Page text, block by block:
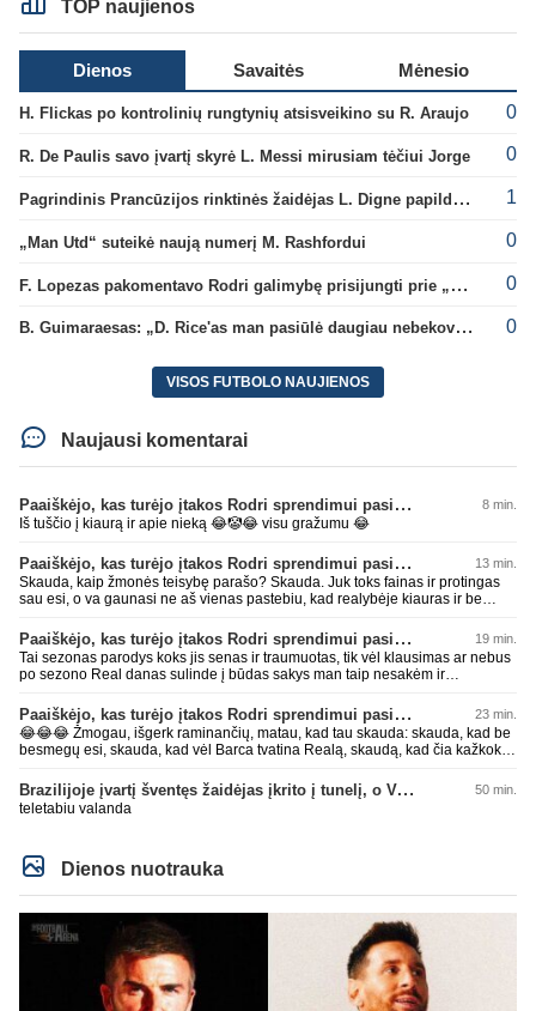
TOP naujienos
Dienos Savaitės Mėnesio
H. Flickas po kontrolinių rungtynių atsisveikino su R. Araujo 0
R. De Paulis savo įvartį skyrė L. Messi mirusiam tėčiui Jorge 0
Pagrindinis Prancūzijos rinktinės žaidėjas L. Digne papildė PSG gretas 1
„Man Utd“ suteikė naują numerį M. Rashfordui 0
F. Lopezas pakomentavo Rodri galimybę prisijungti prie „Barcelona“ ekipos 0
B. Guimaraesas: „D. Rice'as man pasiūlė daugiau nebekovoti tarpusavyje“ 0
VISOS FUTBOLO NAUJIENOS
Naujausi komentarai
Paaiškėjo, kas turėjo įtakos Rodri sprendimui pasirinkti Barselonos pusę 8 min.
Iš tuščio į kiaurą ir apie nieką 😂🤡😂 visu gražumu 😂
Paaiškėjo, kas turėjo įtakos Rodri sprendimui pasirinkti Barselonos pusę 13 min.
Skauda, kaip žmonės teisybę parašo? Skauda. Juk toks fainas ir protingas
sau esi, o va gaunasi ne aš vienas pastebiu, kad realybėje kiauras ir be
nei kas kitas 😂😂😂 Per mažai tos mėlynos ar žalios pievos apkakojai
kurioje kaip avinas lakstai... per mažai bičiuli... 💩💩💩
Paaiškėjo, kas turėjo įtakos Rodri sprendimui pasirinkti Barselonos pusę 19 min.
Tai sezonas parodys koks jis senas ir traumuotas, tik vėl klausimas ar nebus
po sezono Real danas sulinde į būdas sakys man taip nesakėm ir
degraduoja su tais išsivartymais. Gal todėl ir problema, kad tiek pats klubas,
tiek jo fanai begalviai ir užtat titulų badas jau 2 metai iš eilės, žiūrėsim ar ir
trečiam nebus taip. O kiti klubai savo darbus daro, o ne tuščiai čia 💩
palikinėja ant kurių patys paskui paslysta.
Paaiškėjo, kas turėjo įtakos Rodri sprendimui pasirinkti Barselonos pusę 23 min.
😂😂😂 Žmogau, išgerk raminančių, matau, kad tau skauda: skauda, kad be
besmegų esi, skauda, kad vėl Barca tvatina Realą, skaudą, kad čia kažkoks
nepatare ką daryti, pyksti, nes pačio galva tuščia ir toliau mynkai įžeidinėjimų
kortą. Ech, žmogau, žmogau... geriau tu būtųm patylėjelęs. P.S. Taip žinau
kaip veikia AI, todėl ir sugebu jį sudurninti, ne kartą jau tai pavyko. O tu kaip
Sėkmės, bičiuli, matau, kad toliau bus tik drgradavimas pačio, užtenka ir taip
koks blemba skyrtumas.... besmegenų esantis avinas ir bus tik avinas... daug
čia apie save balvone prirašei. Gėda man už tave. Toks iš retesnių bukumo
esi čia.
Brazilijoje įvartį šventęs žaidėjas įkrito į tunelį, o VAR įvartį atšaukė 50 min.
teletabiu valanda
Dienos nuotrauka